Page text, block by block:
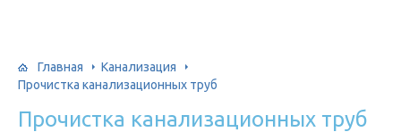
Главная
Канализация
Прочистка канализационных труб
Прочистка канализационных труб